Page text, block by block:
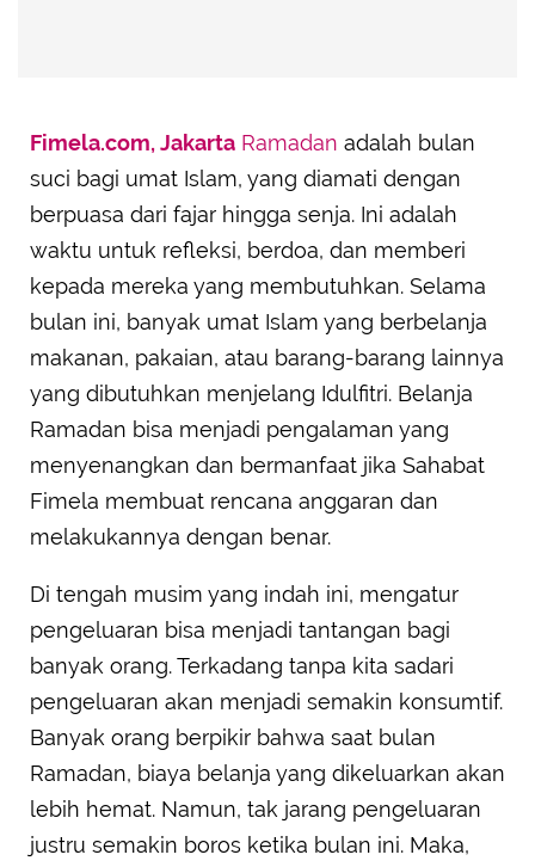
Fimela.com, Jakarta Ramadan adalah bulan
suci bagi umat Islam, yang diamati dengan
berpuasa dari fajar hingga senja. Ini adalah
waktu untuk refleksi, berdoa, dan memberi
kepada mereka yang membutuhkan. Selama
bulan ini, banyak umat Islam yang berbelanja
makanan, pakaian, atau barang-barang lainnya
yang dibutuhkan menjelang Idulfitri. Belanja
Ramadan bisa menjadi pengalaman yang
menyenangkan dan bermanfaat jika Sahabat
Fimela membuat rencana anggaran dan
melakukannya dengan benar.
Di tengah musim yang indah ini, mengatur
pengeluaran bisa menjadi tantangan bagi
banyak orang. Terkadang tanpa kita sadari
pengeluaran akan menjadi semakin konsumtif.
Banyak orang berpikir bahwa saat bulan
Ramadan, biaya belanja yang dikeluarkan akan
lebih hemat. Namun, tak jarang pengeluaran
justru semakin boros ketika bulan ini. Maka,